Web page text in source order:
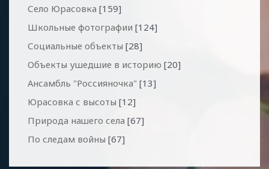
Село Юрасовка [159]
Школьные фотографии [124]
Социальные объекты [28]
Объекты ушедшие в историю [20]
Ансамбль "Россияночка" [13]
Юрасовка с высоты [12]
Природа нашего села [67]
По следам войны [67]